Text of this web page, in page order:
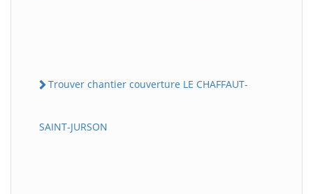
Trouver chantier couverture LE CHAFFAUT-
SAINT-JURSON